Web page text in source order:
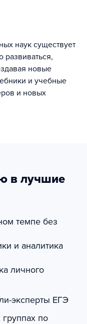
наук существует
развиваться,
новые
и учебные
и новых
в лучшие
темпе без
и аналитика
личного
эксперты ЕГЭ
по